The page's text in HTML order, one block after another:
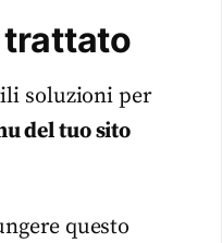
trattato
soluzioni per
del tuo sito
questo